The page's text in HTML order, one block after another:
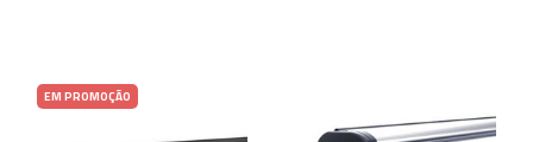
EM PROMOÇÃO